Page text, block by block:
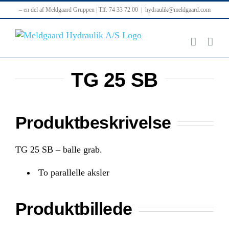
to
content
– en del af Meldgaard Gruppen | Tlf. 74 33 72 00 hydraulik@meldgaard.com
TG 25 SB
Produktbeskrivelse
TG 25 SB – balle grab.
To parallelle aksler
Produktbillede